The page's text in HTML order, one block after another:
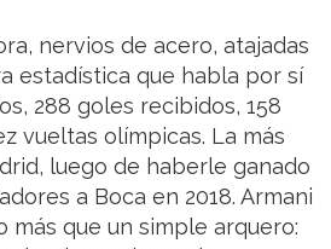
nervios de acero, atajadas
estadística que habla por sí
288 goles recibidos, 158
vueltas olímpicas. La más
luego de haberle ganado
a Boca en 2018. Armani
más que un simple arquero: